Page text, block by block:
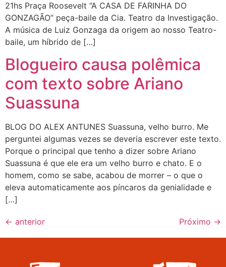
21hs Praça Roosevelt “A CASA DE FARINHA DO
GONZAGÃO” peça-baile da Cia. Teatro da Investigação.
A música de Luiz Gonzaga da origem ao nosso Teatro-
baile, um híbrido de […]
Blogueiro causa polêmica
com texto sobre Ariano
Suassuna
BLOG DO ALEX ANTUNES Suassuna, velho burro. Me
perguntei algumas vezes se deveria escrever este texto.
Porque o principal que tenho a dizer sobre Ariano
Suassuna é que ele era um velho burro e chato. E o
homem, como se sabe, acabou de morrer – o que o
eleva automaticamente aos píncaros da genialidade e
[…]
← anterior Próximo →